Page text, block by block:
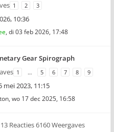
1 2 3
10:36
, di 03 feb 2026, 17:48
Gear Spirograph
1 … 5 6 7 8 9
mei 2023, 11:15
, wo 17 dec 2025, 16:58
13 Reacties 6160 Weergaves